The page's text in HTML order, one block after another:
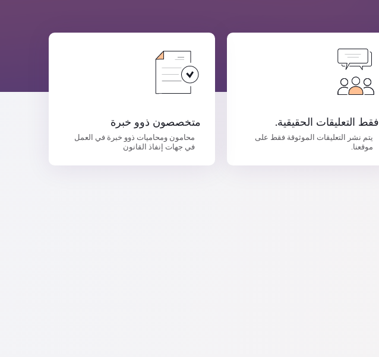
فقط التعليقات الحقيقية.
يتم نشر التعليقات الموثوقة فقط على
موقعنا.
متخصصون ذوو خبرة
محامون ومحاميات ذوو خبرة في العمل
في جهات إنفاذ القانون